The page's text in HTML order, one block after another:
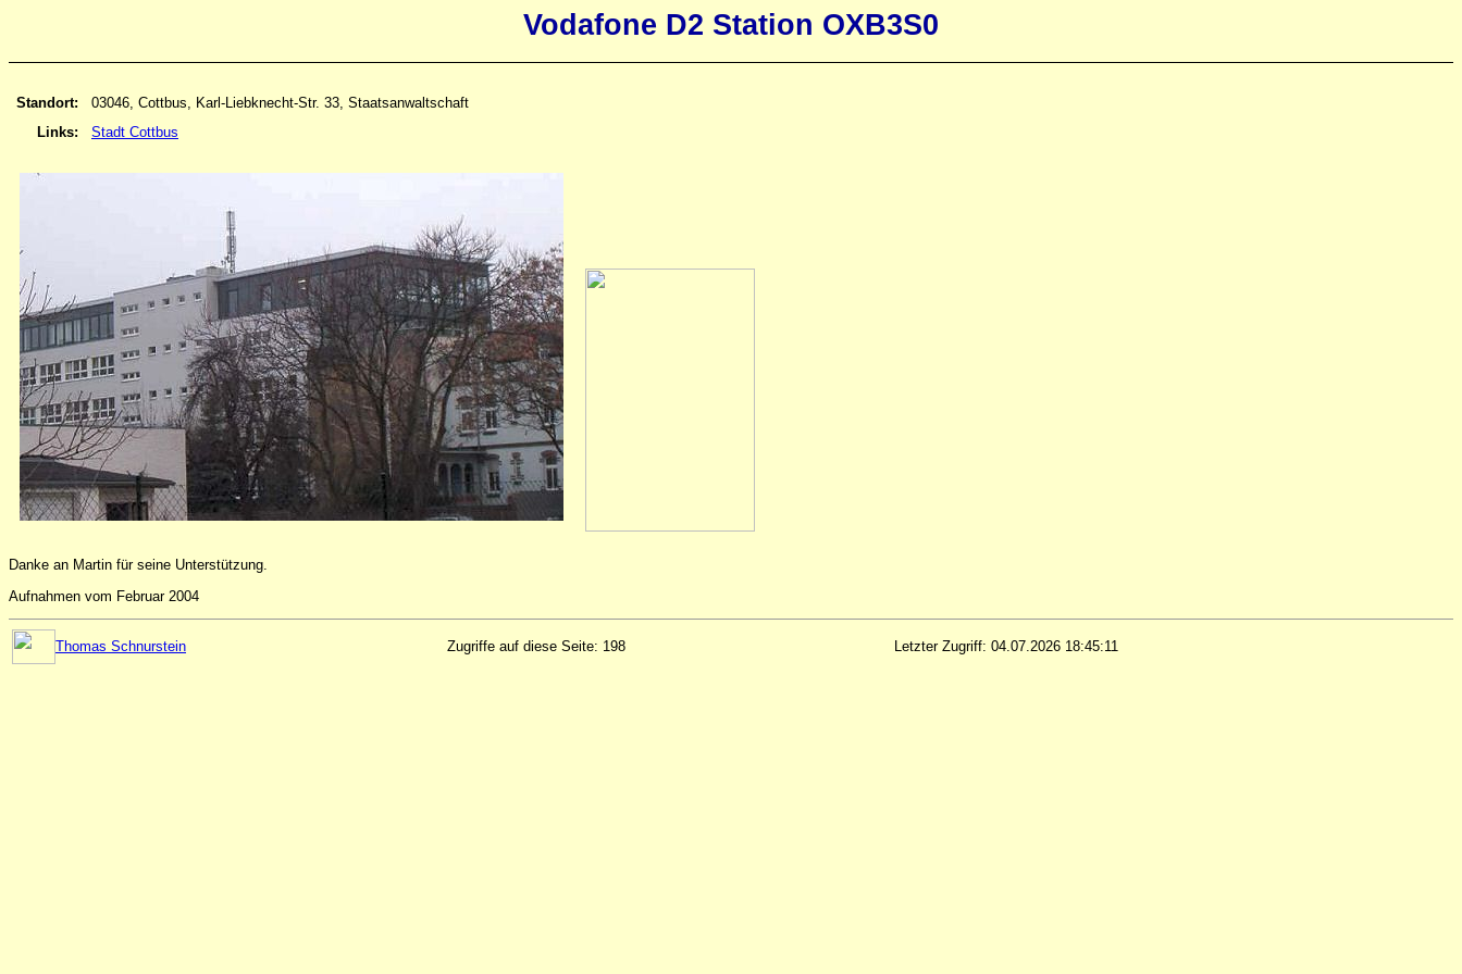
Vodafone D2 Station OXB3S0
Standort:
03046, Cottbus, Karl-Liebknecht-Str. 33, Staatsanwaltschaft
Links:
Stadt Cottbus
Danke an Martin für seine Unterstützung.
Aufnahmen vom Februar 2004
Thomas Schnurstein Zugriffe auf diese Seite: 198 Letzter Zugriff: 04.07.2026 18:45:11